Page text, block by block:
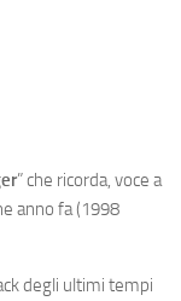
” che ricorda, voce a
anno fa (1998
degli ultimi tempi